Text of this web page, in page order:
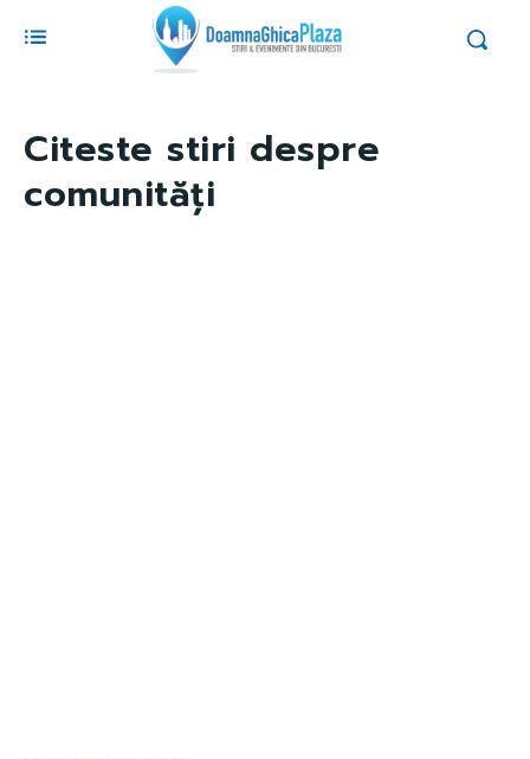
Citeste stiri despre
comunități